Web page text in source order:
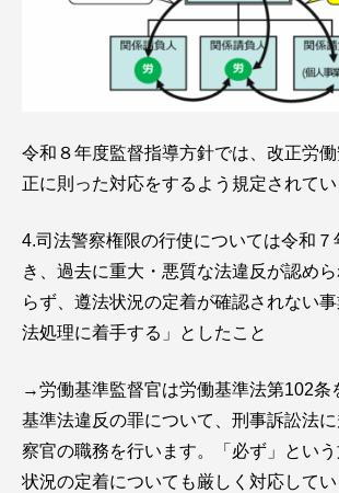
令和８年度監督指導方針では、改正労
正に則った対応をするよう規定されてい
4.司法警察権限の行使については令和７
き、過去に重大・悪質な法違反が認め
らず、遵法状況の定着が確認されない
法処理に着手する」としたこと
→労働基準監督官は労働基準法第102条
基準法違反の罪について、刑事訴訟法
察官の職務を行います。「必ず」とい
状況の定着についても厳しく対応して